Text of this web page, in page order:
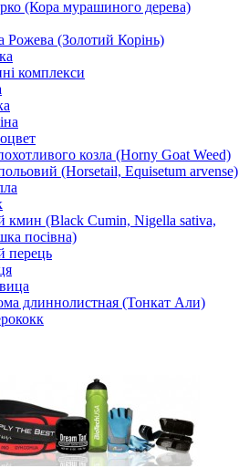
(Кора мурашиного дерева)
Рожева (Золотий Корінь)
комплекси
козла (Horny Goat Weed)
(Horsetail, Equisetum arvense)
кмин (Black Cumin, Nigella sativa,
посівна)
перець
длиннолистная (Тонкат Али)